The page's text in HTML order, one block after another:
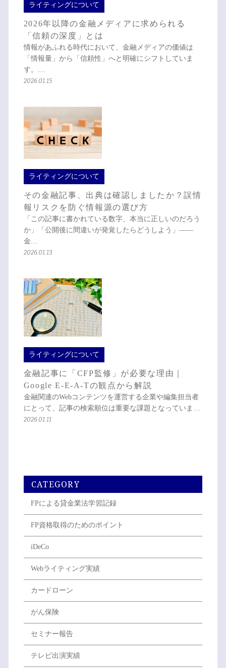
ライティングについて
2026年以降の金融メディアに求められる
「信頼の深度」とは
情報があふれる時代において、金融メディアの価値は
「情報量」から「信頼性」へと明確にシフトしていま
す。…
2026.01.15
ライティングについて
その金融記事、出典は確認しましたか？誤情
報リスクを防ぐ情報源の選び方
「この記事に書かれている数字、本当に正しいのだろう
か」「公開後に間違いが発覚したらどうしよう」——
金…
2026.01.13
ライティングについて
金融記事に「CFP監修」が必要な理由｜
Google E-E-A-Tの観点から解説
金融関連のWebコンテンツを運営する企業や編集担当者
にとって、記事の検索順位は重要な課題となっていま…
2026.01.11
CATEGORY
FPによる貸金業法学習記録
FP資格取得のためのポイント
iDeCo
Webライティング実績
カードローン
がん保険
セミナー報告
テレビ出演実績